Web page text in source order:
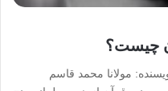
چیست؟
مولانا محمد قاسم